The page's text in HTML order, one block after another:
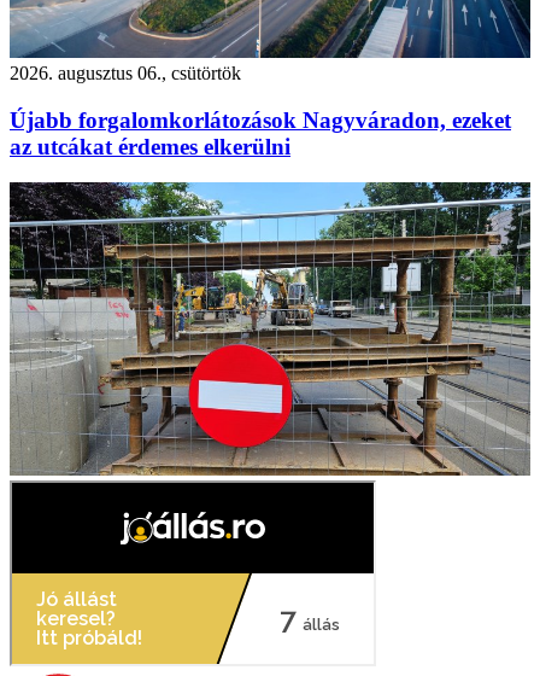
2026. augusztus 06., csütörtök
Újabb forgalomkorlátozások Nagyváradon, ezeket
az utcákat érdemes elkerülni